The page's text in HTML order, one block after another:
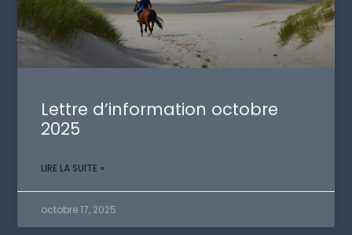
Lettre d’information octobre
2025
LIRE LA SUITE »
octobre 17, 2025